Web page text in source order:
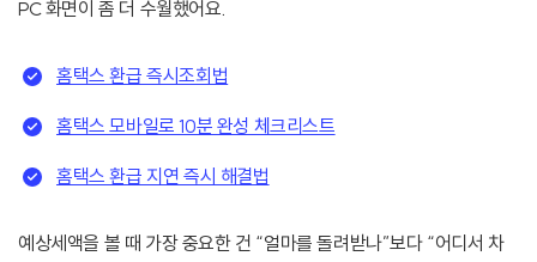
PC 화면이 좀 더 수월했어요.
홈택스 환급 즉시조회법
홈택스 모바일로 10분 완성 체크리스트
홈택스 환급 지연 즉시 해결법
예상세액을 볼 때 가장 중요한 건 “얼마를 돌려받나”보다 “어디서 차